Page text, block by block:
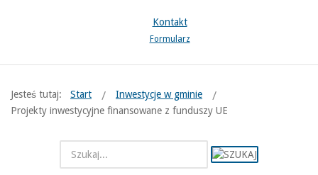
Kontakt
Formularz
Jesteś tutaj: Start
Inwestycje w gminie
Projekty inwestycyjne finansowane z funduszy UE